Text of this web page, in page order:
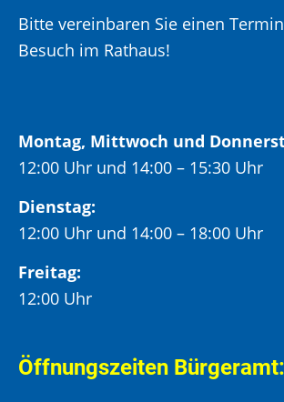
Bitte vereinbaren Sie einen
Besuch im Rathaus!
Montag, Mittwoch und
12:00 Uhr und 14:00 – 15:30 Uhr
12:00 Uhr und 14:00 – 18:00 Uhr
12:00 Uhr
Öffnungszeiten Bürgeramt: